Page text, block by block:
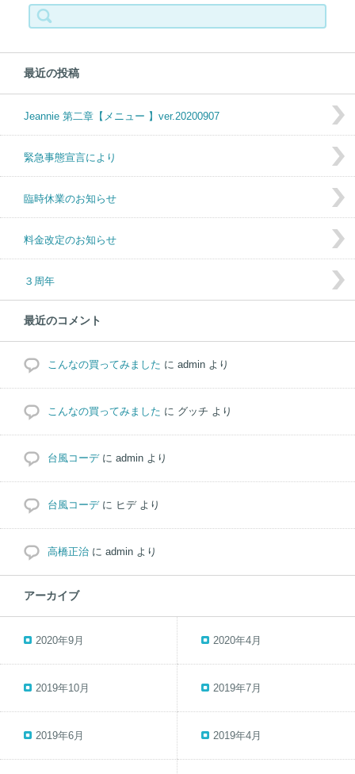
検索:
最近の投稿
Jeannie 第二章【メニュー 】ver.20200907
緊急事態宣言により
臨時休業のお知らせ
料金改定のお知らせ
３周年
最近のコメント
こんなの買ってみました に admin より
こんなの買ってみました に グッチ より
台風コーデに admin より
台風コーデに ヒデより
高橋正治 に admin より
アーカイブ
2020年9月 2020年4月
2019年10月 2019年7月
2019年6月 2019年4月